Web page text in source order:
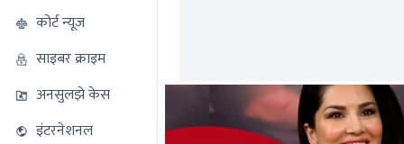
कोर्ट न्यूज
साइबर क्राइम
अनसुलझे केस
इंटरनेशनल